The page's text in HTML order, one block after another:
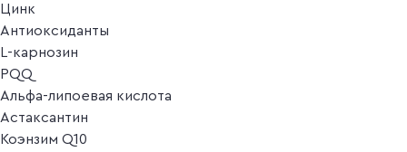
Цинк
Антиоксиданты
L-карнозин
PQQ
Альфа-липоевая кислота
Астаксантин
Коэнзим Q10